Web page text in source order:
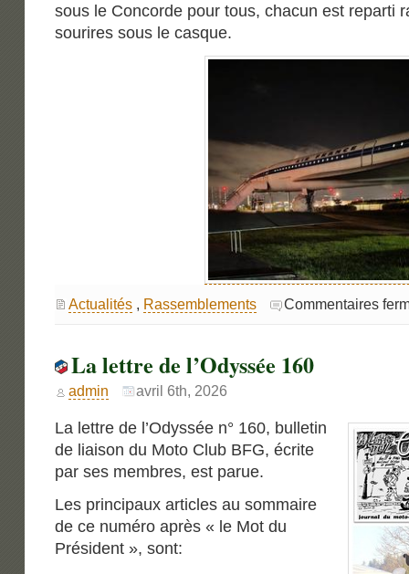
sous le Concorde pour tous, chacun est reparti
sourires sous le casque.
Actualités, Rassemblements Commentaires
La lettre de l’Odyssée 160
admin avril 6th, 2026
La lettre de l’Odyssée n° 160, bulletin
de liaison du Moto Club BFG, écrite
par ses membres, est parue.
Les principaux articles au sommaire
de ce numéro après « le Mot du
Président », sont: